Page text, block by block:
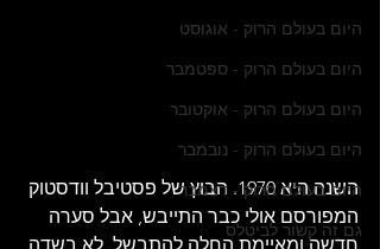
היום בעולם הרוק - אוגוסט
היום בעולם הרוק - ספטמבר
היום בעולם הרוק - אוקטובר
היום בעולם הרוק - נובמבר
היום בעולם הרוק - דצמבר
גם זה קשור לביטלס
השנה היא 1970. הבוץ של פסטיבל וודסטוק
המפורסם אולי כבר התייבש, אבל סערה